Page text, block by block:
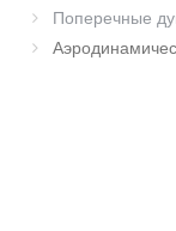
Поперечные